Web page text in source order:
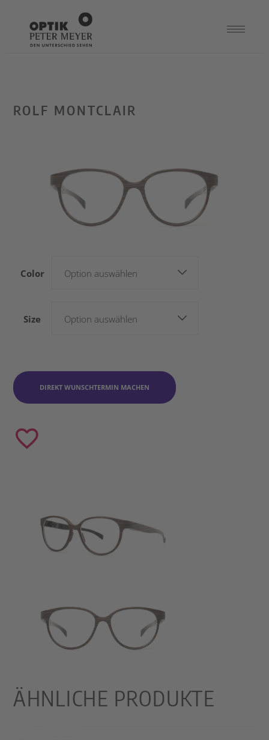
ROLF MONTCLAIR
Color Option auswählen
Size Option auswählen
DIREKT WUNSCHTERMIN MACHEN
ÄHNLICHE PRODUKTE